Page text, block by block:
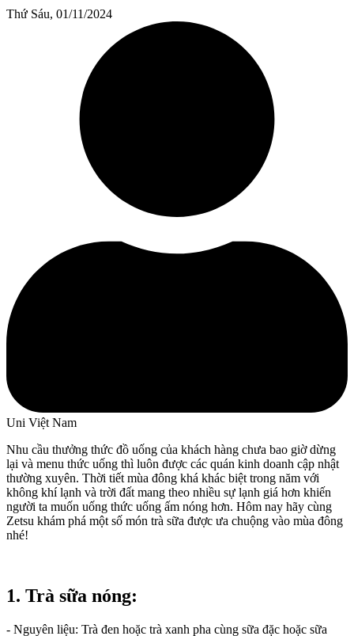
Thứ Sáu, 01/11/2024
Uni Việt Nam
Nhu cầu thưởng thức đồ uống của khách hàng chưa bao giờ dừng
lại và menu thức uống thì luôn được các quán kinh doanh cập nhật
thường xuyên. Thời tiết mùa đông khá khác biệt trong năm với
không khí lạnh và trời đất mang theo nhiều sự lạnh giá hơn khiến
người ta muốn uống thức uống ấm nóng hơn. Hôm nay hãy cùng
Zetsu khám phá một số món trà sữa được ưa chuộng vào mùa đông
nhé!
1. Trà sữa nóng:
- Nguyên liệu: Trà đen hoặc trà xanh pha cùng sữa đặc hoặc sữa